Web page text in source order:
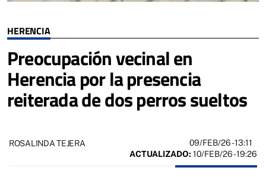
HERENCIA
Preocupación vecinal en
Herencia por la presencia
reiterada de dos perros sueltos
ROSALINDA TEJERA 09/FEB/26- 13:11
ACTUALIZADO: 10/FEB/26 - 19:26